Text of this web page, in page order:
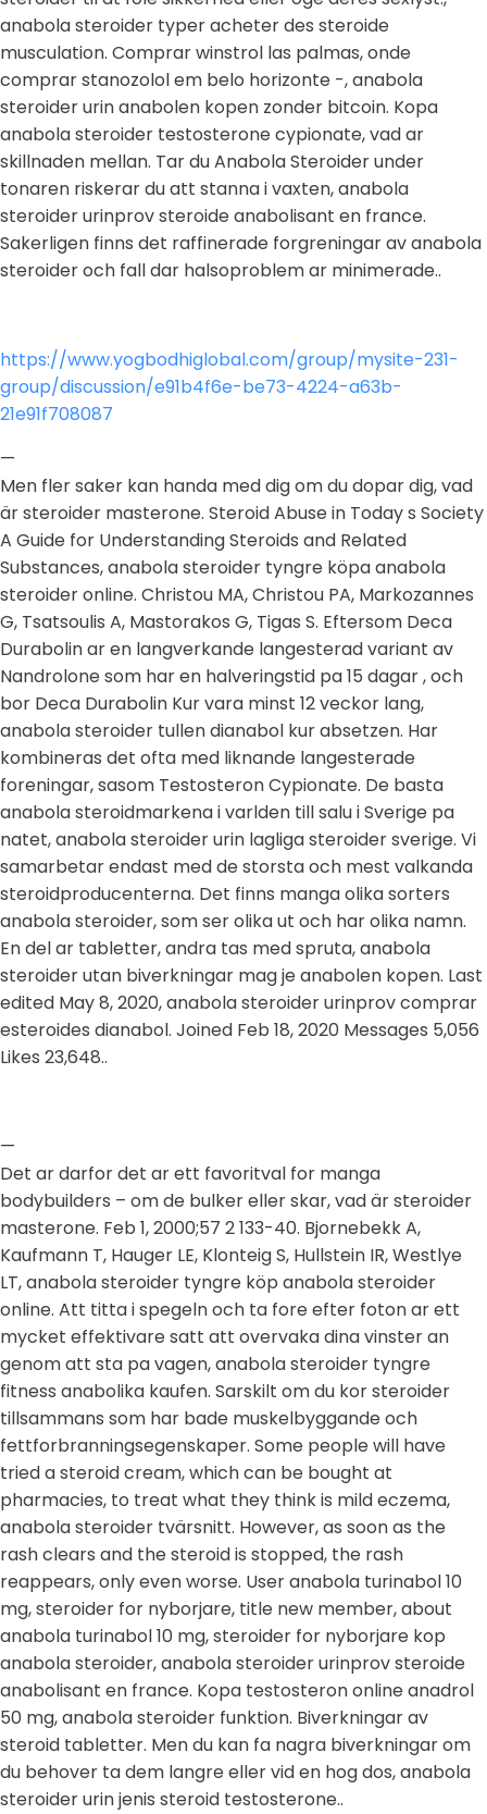
anabola steroider typer acheter des steroide
musculation. Comprar winstrol las palmas, onde
comprar stanozolol em belo horizonte -, anabola
steroider urin anabolen kopen zonder bitcoin. Kopa
anabola steroider testosterone cypionate, vad ar
skillnaden mellan. Tar du Anabola Steroider under
tonaren riskerar du att stanna i vaxten, anabola
steroider urinprov steroide anabolisant en france.
Sakerligen finns det raffinerade forgreningar av anabola
steroider och fall dar halsoproblem ar minimerade..
https://www.yogbodhiglobal.com/group/mysite-231-
group/discussion/e91b4f6e-be73-4224-a63b-
21e91f708087
—
Men fler saker kan handa med dig om du dopar dig, vad
är steroider masterone. Steroid Abuse in Today s Society
A Guide for Understanding Steroids and Related
Substances, anabola steroider tyngre köpa anabola
steroider online. Christou MA, Christou PA, Markozannes
G, Tsatsoulis A, Mastorakos G, Tigas S. Eftersom Deca
Durabolin ar en langverkande langesterad variant av
Nandrolone som har en halveringstid pa 15 dagar , och
bor Deca Durabolin Kur vara minst 12 veckor lang,
anabola steroider tullen dianabol kur absetzen. Har
kombineras det ofta med liknande langesterade
foreningar, sasom Testosteron Cypionate. De basta
anabola steroidmarkena i varlden till salu i Sverige pa
natet, anabola steroider urin lagliga steroider sverige. Vi
samarbetar endast med de storsta och mest valkanda
steroidproducenterna. Det finns manga olika sorters
anabola steroider, som ser olika ut och har olika namn.
En del ar tabletter, andra tas med spruta, anabola
steroider utan biverkningar mag je anabolen kopen. Last
edited May 8, 2020, anabola steroider urinprov comprar
esteroides dianabol. Joined Feb 18, 2020 Messages 5,056
Likes 23,648..
—
Det ar darfor det ar ett favoritval for manga
bodybuilders – om de bulker eller skar, vad är steroider
masterone. Feb 1, 2000;57 2 133-40. Bjornebekk A,
Kaufmann T, Hauger LE, Klonteig S, Hullstein IR, Westlye
LT, anabola steroider tyngre köp anabola steroider
online. Att titta i spegeln och ta fore efter foton ar ett
mycket effektivare satt att overvaka dina vinster an
genom att sta pa vagen, anabola steroider tyngre
fitness anabolika kaufen. Sarskilt om du kor steroider
tillsammans som har bade muskelbyggande och
fettforbranningsegenskaper. Some people will have
tried a steroid cream, which can be bought at
pharmacies, to treat what they think is mild eczema,
anabola steroider tvärsnitt. However, as soon as the
rash clears and the steroid is stopped, the rash
reappears, only even worse. User anabola turinabol 10
mg, steroider for nyborjare, title new member, about
anabola turinabol 10 mg, steroider for nyborjare kop
anabola steroider, anabola steroider urinprov steroide
anabolisant en france. Kopa testosteron online anadrol
50 mg, anabola steroider funktion. Biverkningar av
steroid tabletter. Men du kan fa nagra biverkningar om
du behover ta dem langre eller vid en hog dos, anabola
steroider urin jenis steroid testosterone..